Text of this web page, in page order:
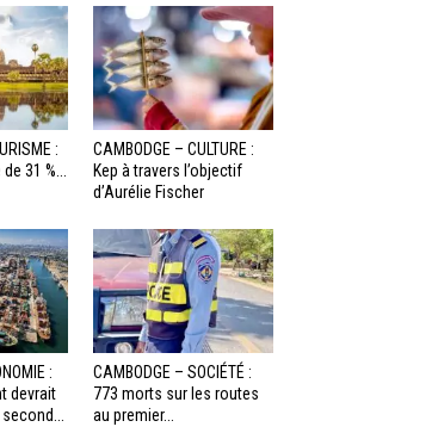
:
31 %...
CAMBODGE – CULTURE :
Kep à travers l’objectif
d’Aurélie Fischer
:
devrait
CAMBODGE – SOCIÉTÉ :
773 morts sur les routes
au premier...